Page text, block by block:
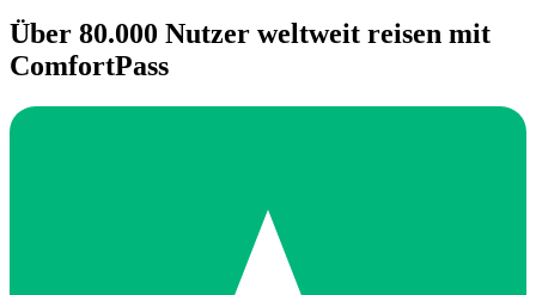
Über 80.000 Nutzer weltweit reisen mit
ComfortPass